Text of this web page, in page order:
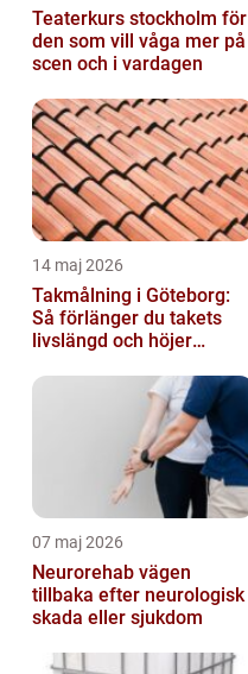
Teaterkurs stockholm för
den som vill våga mer på
scen och i vardagen
14 maj 2026
Takmålning i Göteborg:
Så förlänger du takets
livslängd och höjer
07 maj 2026
Neurorehab vägen
tillbaka efter neurologisk
skada eller sjukdom